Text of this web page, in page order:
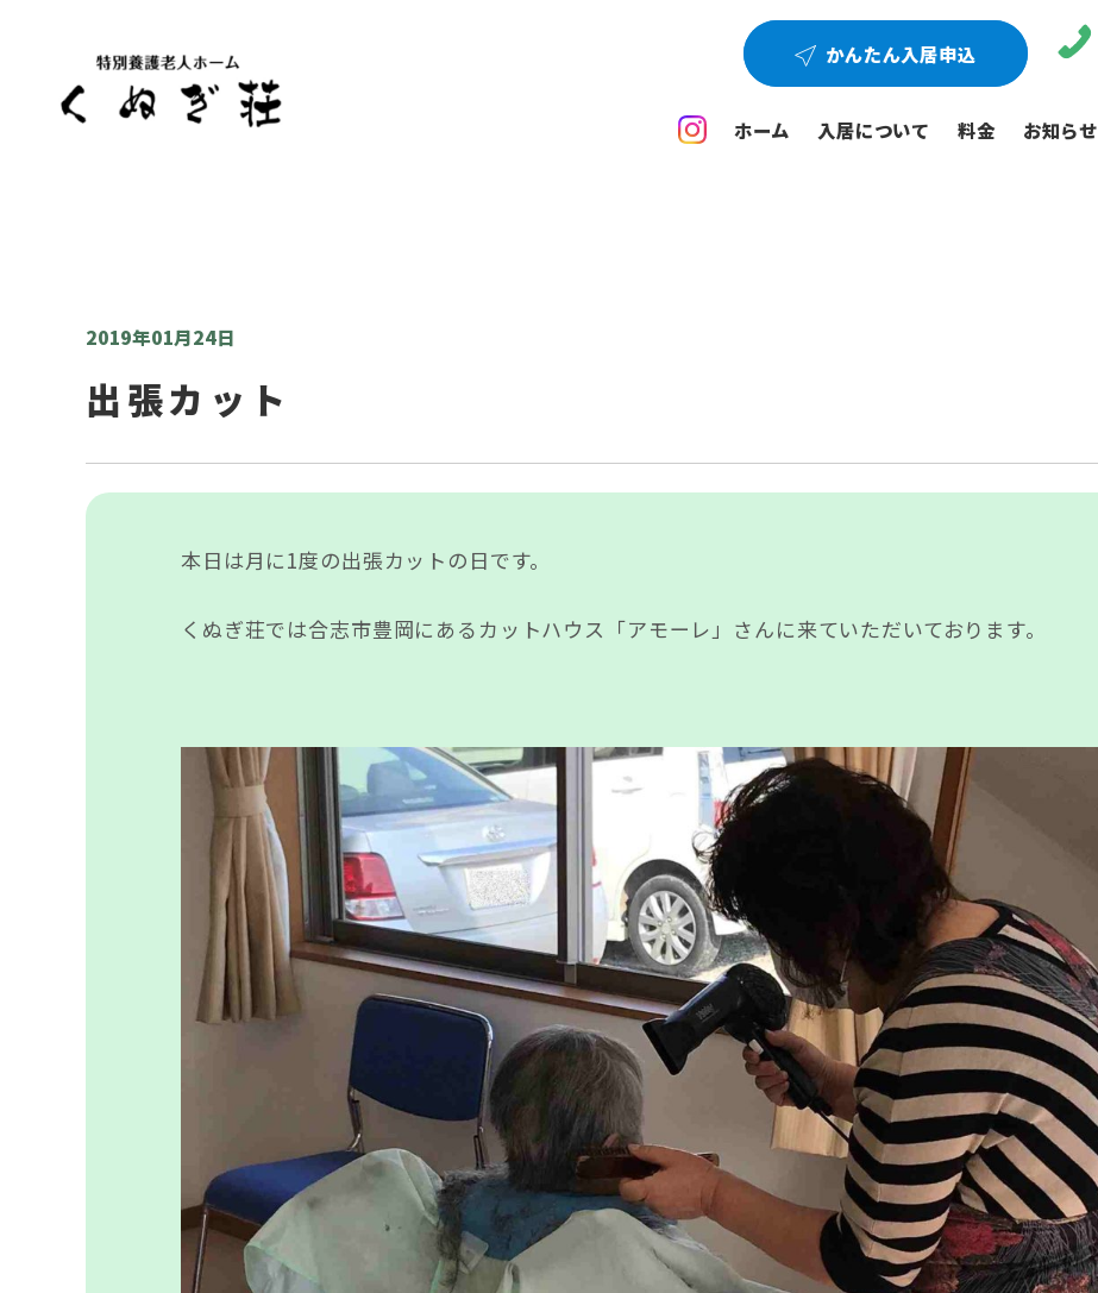
かんたん入居申込
ホーム 入居について 料金 お知らせ
2019年01月24日
出張カット
本日は月に1度の出張カットの日です。
くぬぎ荘では合志市豊岡にあるカットハウス「アモーレ」さんに来ていただいております。